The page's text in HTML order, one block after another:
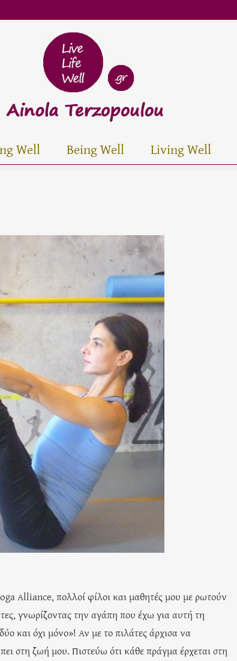
Well Being Well Living Well
Αlliance, πολλοί φίλοι και μαθητές μου με ρωτούν
γνωρίζοντας την αγάπη που έχω για αυτή τη
και όχι μόνο»! Αν με το πιλάτες άρχισα να
στη ζωή μου. Πιστεύω ότι κάθε πράγμα έρχεται στη